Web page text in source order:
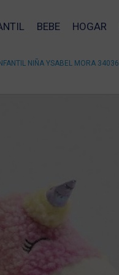
BEBE HOGAR
NIÑA YSABEL MORA 34036